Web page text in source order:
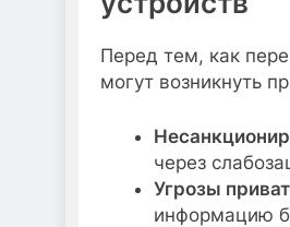
Перед тем, как
могут возникнуть
через
Угрозы
информацию